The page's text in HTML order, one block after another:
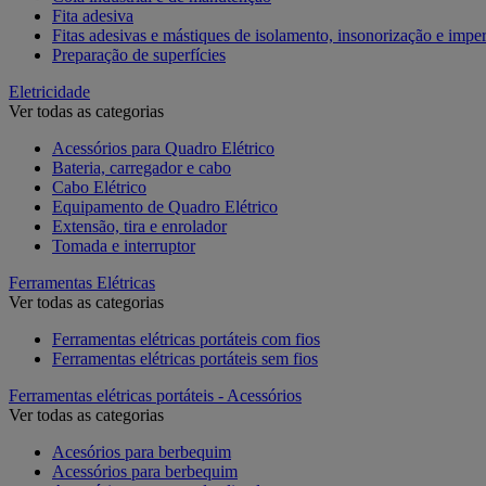
Fita adesiva
Fitas adesivas e mástiques de isolamento, insonorização e
Preparação de superfícies
Eletricidade
Ver todas as categorias
Acessórios para Quadro Elétrico
Bateria, carregador e cabo
Cabo Elétrico
Equipamento de Quadro Elétrico
Extensão, tira e enrolador
Tomada e interruptor
Ferramentas Elétricas
Ver todas as categorias
Ferramentas elétricas portáteis com fios
Ferramentas elétricas portáteis sem fios
Ferramentas elétricas portáteis - Acessórios
Ver todas as categorias
Acesórios para berbequim
Acessórios para berbequim